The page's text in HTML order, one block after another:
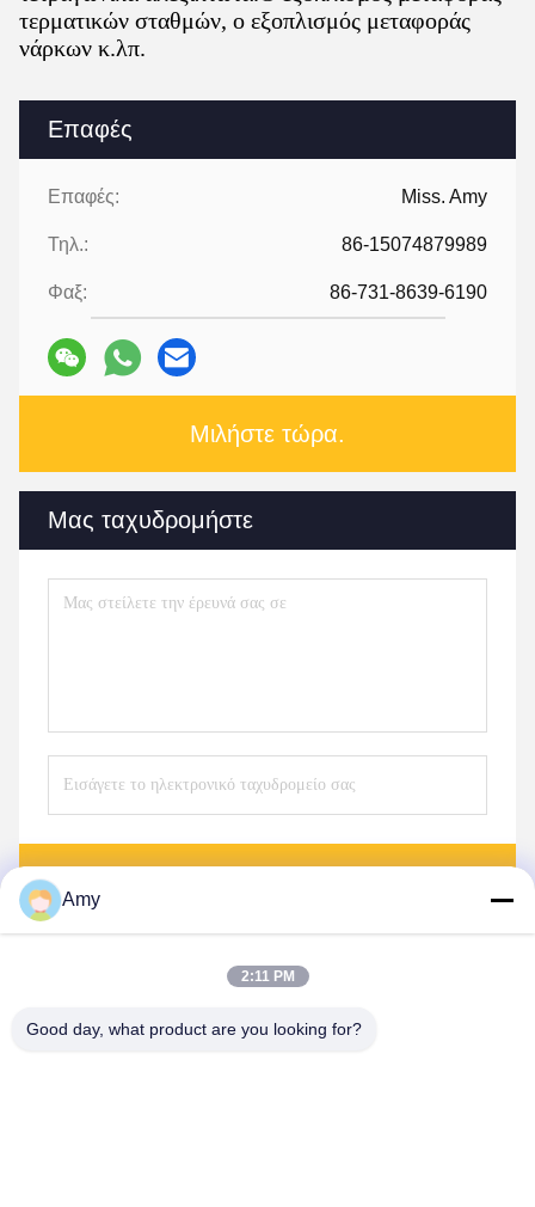
Επαφές
Επαφές: Miss. Amy
Τηλ.: 86-15074879989
Φαξ: 86-731-8639-6190
Μιλήστε τώρα.
Μας ταχυδρομήστε
τερματικών σταθμών, ο εξοπλισμός μεταφοράς
νάρκων κ.λπ.
Amy
2:11 PM
Good day, what product are you looking for?